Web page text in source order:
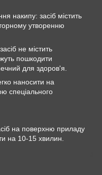
накипу: засіб містить
утворенню
не містить
пошкодити
для здоров'я.
наносити на
спеціального
на поверхню приладу
на 10-15 хвилин.